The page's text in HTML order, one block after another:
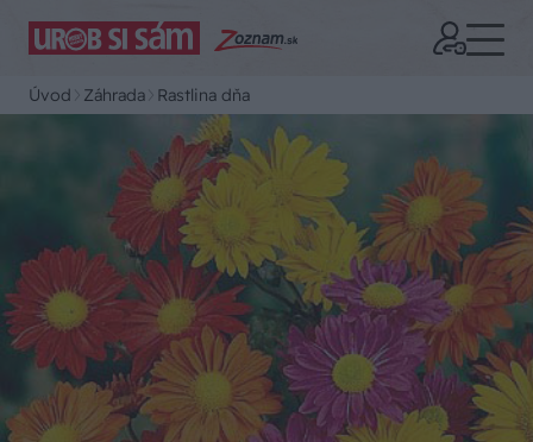
Úvod Záhrada Rastlina dňa